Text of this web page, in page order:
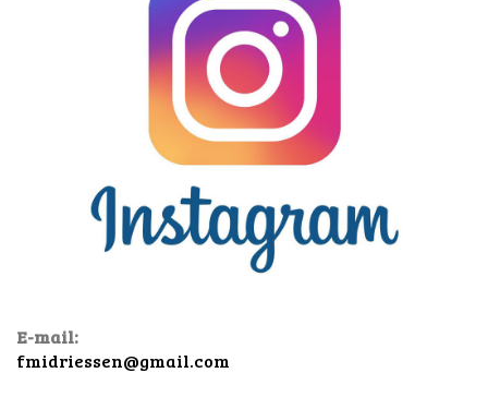
E-mail:
fmidriessen@gmail.com